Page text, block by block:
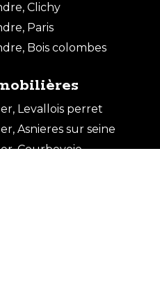
Clichy
Paris
Bois colombes
Levallois perret
Asnieres sur seine
Courbevoie